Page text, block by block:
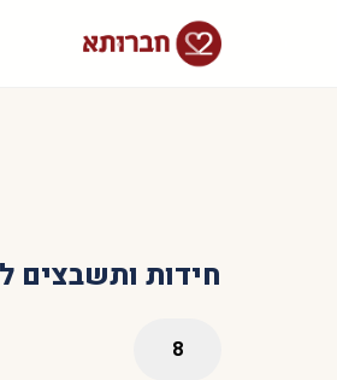
חידות ותשבצים